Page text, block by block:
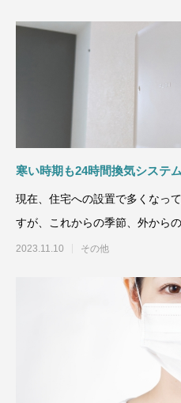
寒い時期も24時間換気システ
現在、住宅への設置で多くなっ
すが、これからの季節、外から
寒いと感じるケースが
2023.11.10 その他